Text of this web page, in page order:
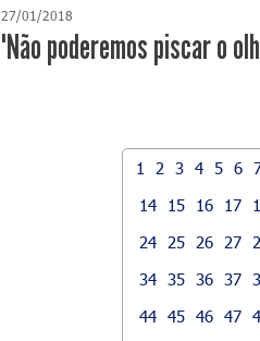
27/01/2018
"Não poderemos piscar o
1 2 3 4 5 6
14
15 16 17
24
25 26 27
34 35 36 37
44 45 46 47